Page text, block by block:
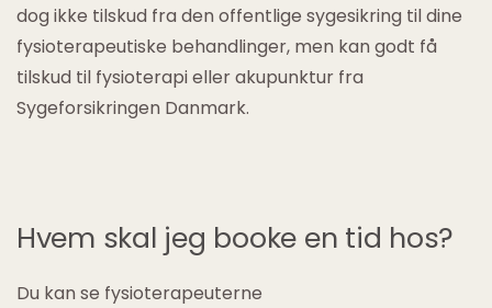
dog ikke tilskud fra den offentlige sygesikring til dine
fysioterapeutiske behandlinger, men kan godt få
tilskud til fysioterapi eller akupunktur fra
Sygeforsikringen Danmark.
Hvem skal jeg booke en tid hos?
Du kan se fysioterapeuterne